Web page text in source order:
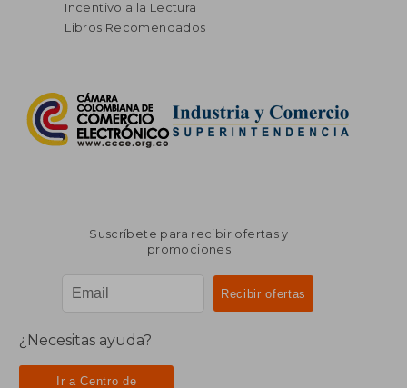
Incentivo a la Lectura
Libros Recomendados
Suscríbete para recibir ofertas y
promociones
¿Necesitas ayuda?
Ir a Centro de